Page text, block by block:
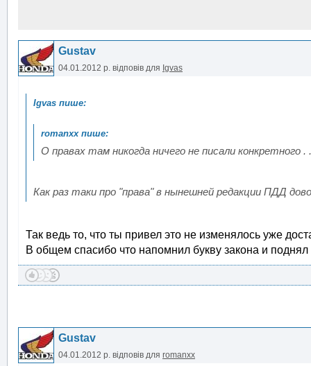
Gustav
04.01.2012 р. відповів для Igvas
О правах там никогда ничего не писали конкретного .
Как раз таки про "права" в нынешней редакции ПДД
Так ведь то, что ты привел это не изменялось уже
В общем спасибо что напомнил букву закона и поднял
Gustav
04.01.2012 р. відповів для romanxx